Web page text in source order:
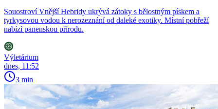
Souostroví Vnější Hebridy ukrývá zátoky s bělostným pískem a
tyrkysovou vodou k nerozeznání od daleké exotiky. Místní pobřeží
nabízí panenskou přírodu.
Výletárium
dnes, 11:52
3 min